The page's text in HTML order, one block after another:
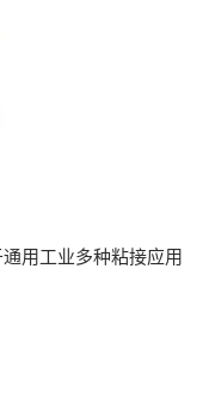
用工业多种粘接应用